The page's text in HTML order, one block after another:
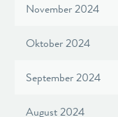
November 2024
Oktober 2024
September 2024
August 2024